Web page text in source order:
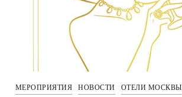
МЕРОПРИЯТИЯ НОВОСТИ ОТЕЛИ МОСКВЫ